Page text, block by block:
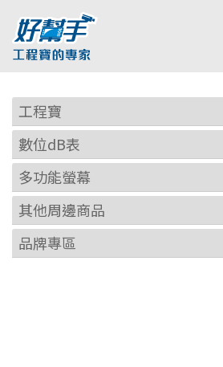
工程寶
數位dB表
多功能螢幕
其他周邊商品
品牌專區